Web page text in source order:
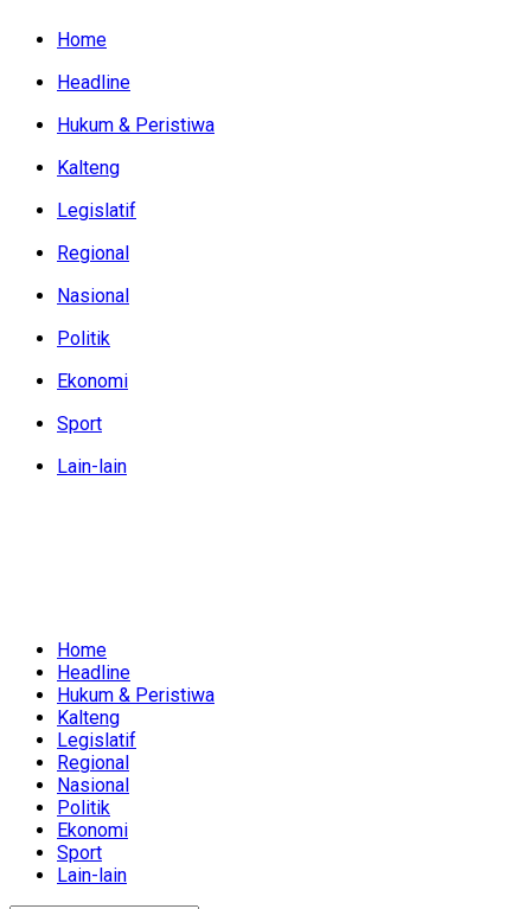
Home
Headline
Hukum & Peristiwa
Kalteng
Legislatif
Regional
Nasional
Politik
Ekonomi
Sport
Lain-lain
Home
Headline
Hukum & Peristiwa
Kalteng
Legislatif
Regional
Nasional
Politik
Ekonomi
Sport
Lain-lain